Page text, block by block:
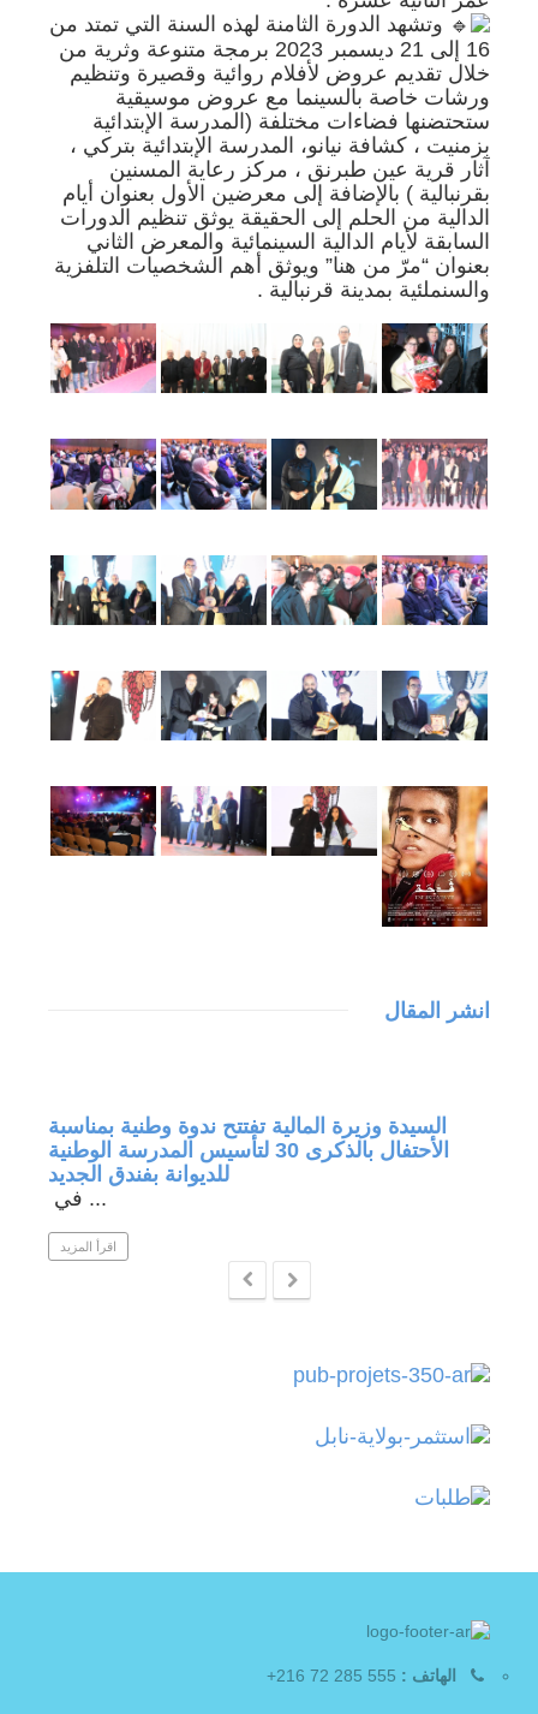
وتشهد الدورة الثامنة لهذه السنة التي تمتد من
16 إلى 21 ديسمبر 2023 برمجة متنوعة وثرية من
خلال تقديم عروض لأفلام روائية وقصيرة وتنظيم
ورشات خاصة بالسينما مع عروض موسيقية
ستحتضنها فضاءات مختلفة (المدرسة الإبتدائية
بزمنيت ، كشافة نيانو، المدرسة الإبتدائية بتركي ،
آثار قرية عين طبرنق ، مركز رعاية المسنين
بقرنبالية ) بالإضافة إلى معرضين الأول بعنوان أيام
الدالية من الحلم إلى الحقيقة يوثق تنظيم الدورات
السابقة لأيام الدالية السينمائية والمعرض الثاني
بعنوان “مرّ من هنا” ويوثق أهم الشخصيات التلفزية
والسنملئية بمدينة قرنبالية .
انشر المقال
السيدة وزيرة المالية تفتتح ندوة وطنية بمناسبة
الأحتفال بالذكرى 30 لتأسيس المدرسة الوطنية
للديوانة بفندق الجديد
في ...
اقرأ المزيد
الهاتف :